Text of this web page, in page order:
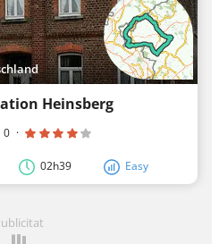
Heinsberg
0 ·
02h39 Easy